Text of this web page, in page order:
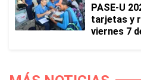
PASE-U
tarjetas y
viernes 7